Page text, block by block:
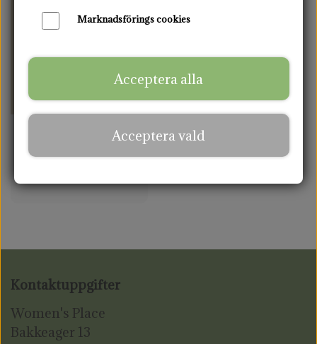
AMNINGSINLÄGG
TYGKASSAR
KONTAKT
Vild blomma -
tygväska
Kontaktuppgifter
Women's Place
Bakkeager 13
Marknadsförings cookies
Acceptera alla
Acceptera vald